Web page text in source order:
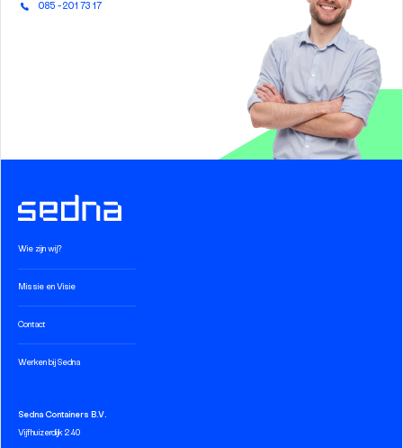
085 - 201 73 17
Wie zijn wij?
Missie en Visie
Contact
Werken bij Sedna
Sedna Containers B.V.
Vijfhuizerdijk 240